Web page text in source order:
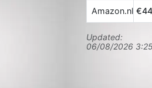
Amazon.nl
Updated:
06/08/2026